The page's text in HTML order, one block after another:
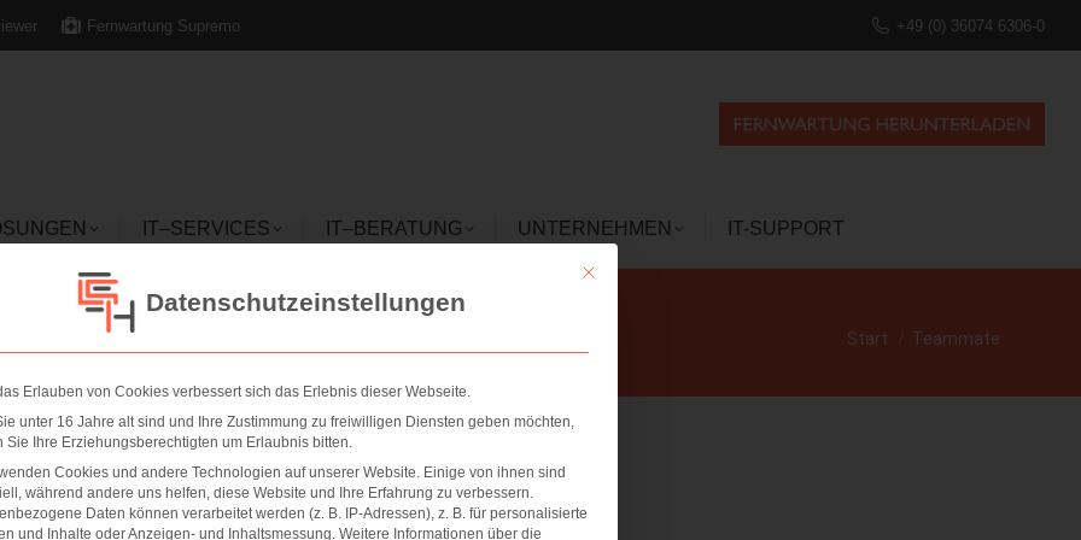
Fernwartung Supremo +49 (0) 36074 6306-0
IT–SERVICES IT–BERATUNG UNTERNEHMEN IT-SUPPORT
Sie befinden sich
Start Teammate
Mit diesem Button wird der Dialog geschlossen. Seine Funktionalität ist
Datenschutzeinstellungen
Erlauben von Cookies verbessert sich das Erlebnis dieser Webseite.
unter 16 Jahre alt sind und Ihre Zustimmung zu freiwilligen Diensten geben möchten,
Sie Ihre Erziehungsberechtigten um Erlaubnis bitten.
Cookies und andere Technologien auf unserer Website. Einige von ihnen sind
während andere uns helfen, diese Website und Ihre Erfahrung zu verbessern.
Daten können verarbeitet werden (z. B. IP-Adressen), z. B. für personalisierte
und Inhalte oder Anzeigen- und Inhaltsmessung. Weitere Informationen über die
IT–SERVICES